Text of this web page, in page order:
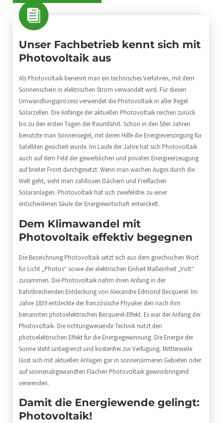
Unser Fachbetrieb kennt sich mit
Photovoltaik aus
Als Photovoltaik benennt man ein technisches Verfahren, mit dem
Sonnenschein in elektrischen Strom verwandelt wird. Für diesen
Umwandlungsprozess verwendet die Photovoltaik in aller Regel
Solarzellen. Die Anfänge der aktuellen Photovoltaik reichen zurück
bis zu den ersten Tagen der Raumfahrt. Schon in den 50er Jahren
benutzte man Sonnensegel, mit deren Hilfe die Energieversorgung für
Satelliten gesichert wurde. Im Laufe der Jahre hat sich Photovoltaik
auch auf dem Feld der gewerblichen und privaten Energieerzeugung
auf breiter Front durchgesetzt. Wenn man wachen Auges durch die
Welt geht, sieht man zahllosen Dächern und Freiflächen
Solaranlagen. Photovoltaik hat sich zweifelsfrei zu einer
entscheidenen Säule der Energiewirtschaft entwickelt.
Dem Klimawandel mit
Photovoltaik effektiv begegnen
Die Bezeichnung Photovoltaik setzt sich aus dem griechischen Wort
für Licht „Photos“ sowie der elektrischen Einheit Maßeinheit „Volt“
zusammen. Die Photovoltaik nahm ihren Anfang in der
bahnbrechenden Entdeckung von Alexandre Edmond Becquerel. Im
Jahre 1839 entdeckte der französische Physiker den nach ihm
benannten photoelektrischen Becquerel-Effekt. Es war der Anfang der
Photovoltaik. Die richtungweisende Technik nutzt den
photoelektrischen Effekt für die Energiegewinnung. Die Energie der
Sonne steht unbegrenzt und kostenfrei zur Verfügung. Mittlerweile
lässt sich mit aktuellen Anlagen gar in sonnenärmeren Gebieten oder
auf sonnenabgewandten Flächen Photovoltaik gewinnbringend
verwenden.
Damit die Energiewende gelingt:
Photovoltaik!